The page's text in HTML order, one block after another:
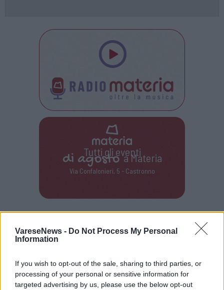
VareseNews - Do Not Process My Personal
Information
If you wish to opt-out of the sale, sharing to third parties, or
processing of your personal or sensitive information for
targeted advertising by us, please use the below opt-out
Tutti gli eventi
di agostoa Materia
Via Confalonieri, 5 - Castronno